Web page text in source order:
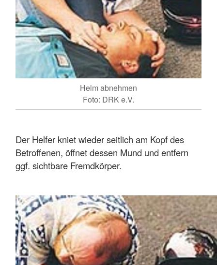
Helm abnehmen
Foto: DRK e.V.
Der Helfer kniet wieder seitlich am Kopf des
Betroffenen, öffnet dessen Mund und entfern
ggf. sichtbare Fremdkörper.